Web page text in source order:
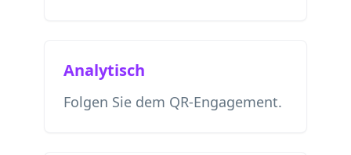
Analytisch
Folgen Sie dem QR-Engagement.